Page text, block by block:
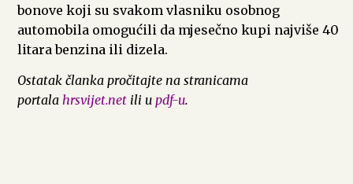
bonove koji su svakom vlasniku osobnog
automobila omogućili da mjesečno kupi najviše 40
litara benzina ili dizela.
Ostatak članka pročitajte na stranicama
portala hrsvijet.net ili u pdf-u.